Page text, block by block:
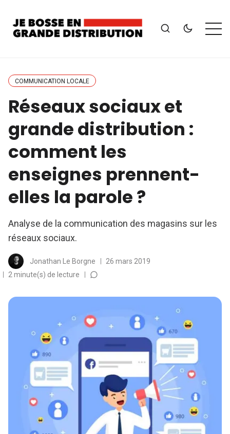
COMMUNICATION LOCALE
Réseaux sociaux et
grande distribution :
comment les
enseignes prennent-
elles la parole ?
Analyse de la communication des magasins sur les
réseaux sociaux.
Jonathan Le Borgne
26 mars 2019
2 minute(s) de lecture